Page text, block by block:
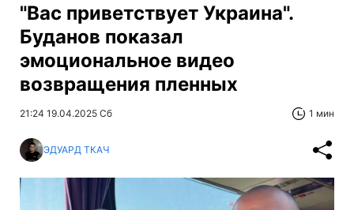
"Вас приветствует Украина".
Буданов показал
эмоциональное видео
возвращения пленных
21:24 19.04.2025 Сб 1 мин
ЭДУАРД ТКАЧ